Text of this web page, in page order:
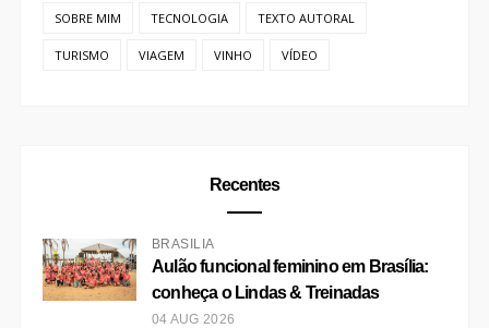
SOBRE MIM TECNOLOGIA TEXTO AUTORAL
TURISMO VIAGEM VINHO VÍDEO
Recentes
BRASÍLIA
Aulão funcional feminino em Brasília:
conheça o Lindas & Treinadas
04 AUG 2026